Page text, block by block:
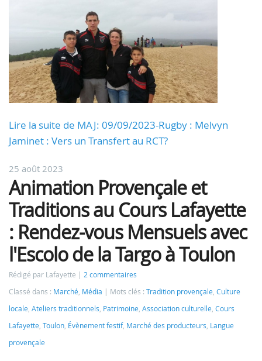
Lire la suite de MAJ: 09/09/2023-Rugby : Melvyn
Jaminet : Vers un Transfert au RCT?
25 août 2023
Animation Provençale et
Traditions au Cours Lafayette
: Rendez-vous Mensuels avec
l'Escolo de la Targo à Toulon
Rédigé par Lafayette
2 commentaires
Classé dans : Marché, Média Mots clés : Tradition provençale, Culture
locale, Ateliers traditionnels, Patrimoine, Association culturelle, Cours
Lafayette, Toulon, Évènement festif, Marché des producteurs, Langue
provençale